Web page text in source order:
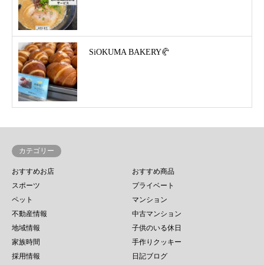
SiOKUMA BAKERY🥐
カテゴリー
おすすめお店
おすすめ商品
スポーツ
プライベート
ペット
マンション
不動産情報
中古マンション
地域情報
子供のいる休日
家族時間
手作りクッキー
採用情報
日記ブログ